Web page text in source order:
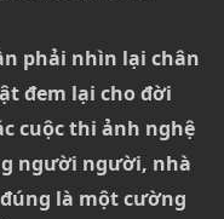
phải nhìn lại chân
đem lại cho đời
cuộc thi ảnh nghệ
người người, nhà
là một cường